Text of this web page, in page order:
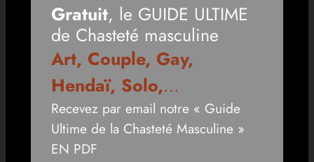
Gratuit, le GUIDE ULTIME
de Chasteté masculine
Art, Couple, Gay,
Hendaï, Solo,…
Recevez par email notre « Guide
Ultime de la Chasteté Masculine »
EN PDF